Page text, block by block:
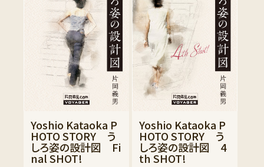
Yoshio Kataoka P
HOTO STORY う
しろ姿の設計図 Fi
nal SHOT!
Yoshio Kataoka P
HOTO STORY う
しろ姿の設計図 4
th SHOT!